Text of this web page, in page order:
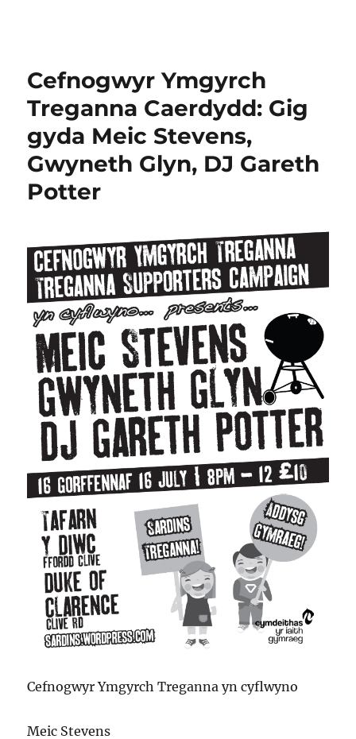
Cefnogwyr Ymgyrch
Treganna Caerdydd: Gig
gyda Meic Stevens,
Gwyneth Glyn, DJ Gareth
Potter
Cefnogwyr Ymgyrch Treganna yn cyflwyno
Meic Stevens